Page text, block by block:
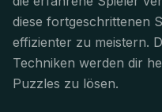
diese fortgeschrittenen
effizienter zu meistern.
Techniken werden dir
Puzzles zu lösen.